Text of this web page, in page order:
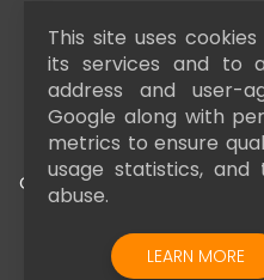
#zaGrosze - modele
Poradnik kolekcjonera
COPYRIGHT © 2015 - 2025
DAMIAN SZYDŁOWSKI |
This site uses
its services and to
address and user-
Google along with
metrics to ensure
usage statistics,
abuse.
LEARN MORE